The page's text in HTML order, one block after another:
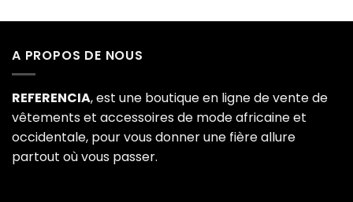
A PROPOS DE NOUS
REFERENCIA, est une boutique en ligne de vente de
vêtements et accessoires de mode africaine et
occidentale, pour vous donner une fière allure
partout où vous passer.